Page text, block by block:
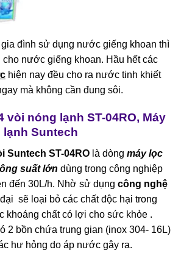
đình sử dụng nước giếng khoan thì
cho nước giếng khoan. Hầu hết các
hiện nay đều cho ra nước tinh khiết
mà không cần đung sôi.
vòi nóng lạnh ST-04RO, Máy
Suntech
Suntech ST-04RO là dòng máy lọc
suất lớn dùng trong công nghiệp
đến 30L/h. Nhờ sử dụng công nghệ
sẽ loại bỏ các chất độc hại trong
khoáng chất có lợi cho sức khỏe .
2 bồn chứa trung gian (inox 304- 16L)
hư hỏng do áp nước gây ra.